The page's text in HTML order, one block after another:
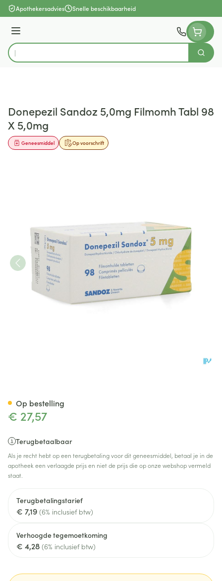
Ga naar de inhoud
Apothekersadvies Snelle beschikbaarheid
Menu
Product, merk, categorie...
Zoek
Donepezil Sandoz 5,0mg Filmomh Tabl 98
X 5,0mg
Op voorschrift
Geneesmiddel
€ 27,57
Terugbetaalbaar
Als je recht hebt op een terugbetaling voor dit geneesmiddel, betaal je in de
apotheek een verlaagde prijs en niet de prijs die op onze webshop vermeld
staat.
Terugbetalingstarief
€ 7,19 (6% inclusief btw)
Verhoogde tegemoetkoming
€ 4,28 (6% inclusief btw)
Op bestelling